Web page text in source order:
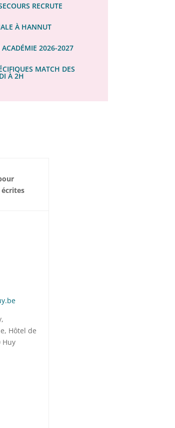
écrites
Hôtel de
Huy
RECRUTE
À HANNUT
ACADÉMIE 2026-2027
MATCH DES
À 2H